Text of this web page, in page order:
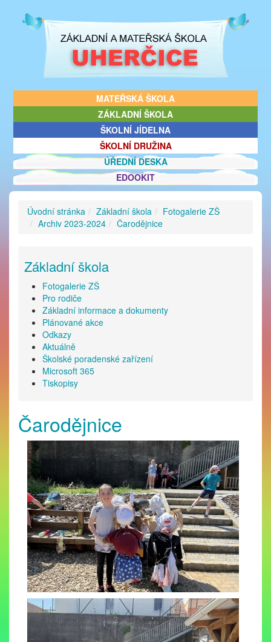
MATEŘSKÁ ŠKOLA
ZÁKLADNÍ ŠKOLA
ŠKOLNÍ JÍDELNA
ŠKOLNÍ DRUŽINA
ÚŘEDNÍ DESKA
EDOOKIT
Úvodní stránka Základní škola
Fotogalerie ZŠ
Archiv 2023-2024
Čarodějnice
Základní škola
Fotogalerie ZŠ
Pro rodiče
Základní informace a dokumenty
Plánované akce
Odkazy
Aktuálně
Školské poradenské zařízení
Microsoft 365
Tiskopisy
Čarodějnice